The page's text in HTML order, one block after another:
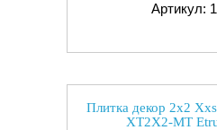
Артикул:
Плитка декор 2x2
XT2X2-MT